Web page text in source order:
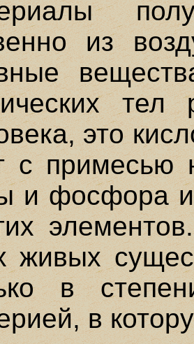
из
тел
это
с примесью
и фосфора
живых
в
в